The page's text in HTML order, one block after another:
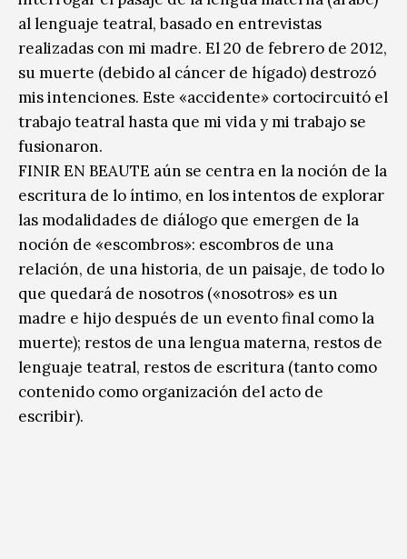
al lenguaje teatral, basado en entrevistas
realizadas con mi madre. El 20 de febrero de 2012,
su muerte (debido al cáncer de hígado) destrozó
mis intenciones. Este «accidente» cortocircuitó el
trabajo teatral hasta que mi vida y mi trabajo se
fusionaron.
FINIR EN BEAUTE aún se centra en la noción de la
escritura de lo íntimo, en los intentos de explorar
las modalidades de diálogo que emergen de la
noción de «escombros»: escombros de una
relación, de una historia, de un paisaje, de todo lo
que quedará de nosotros («nosotros» es un
madre e hijo después de un evento final como la
muerte); restos de una lengua materna, restos de
lenguaje teatral, restos de escritura (tanto como
contenido como organización del acto de
escribir).